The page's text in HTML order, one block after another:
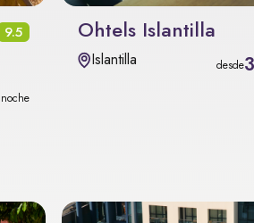
9.5
noche
Ohtels Islantilla
Islantilla desde